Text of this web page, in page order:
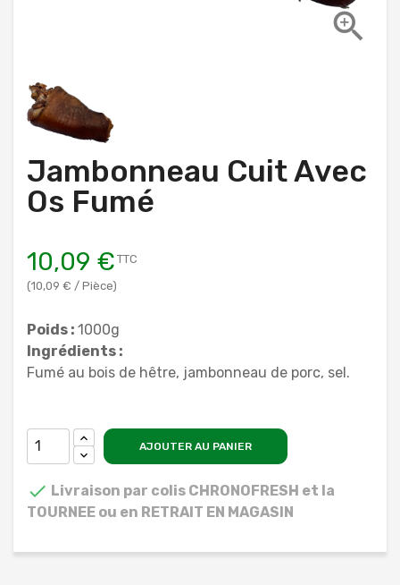

Jambonneau Cuit Avec
Os Fumé
10,09 €
(10,09 € / Pièce)
TTC
Poids : 1000g
Ingrédients :
Fumé au bois de hêtre, jambonneau de porc, sel.
AJOUTER AU PANIER
 Livraison par colis CHRONOFRESH et la
TOURNEE ou en RETRAIT EN MAGASIN